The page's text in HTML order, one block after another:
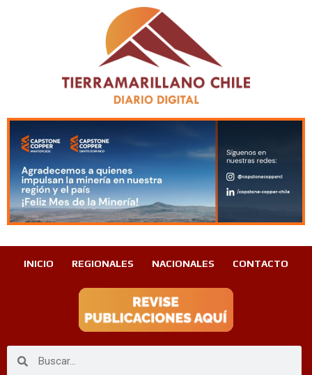
INICIO REGIONALES NACIONALES CONTACTO